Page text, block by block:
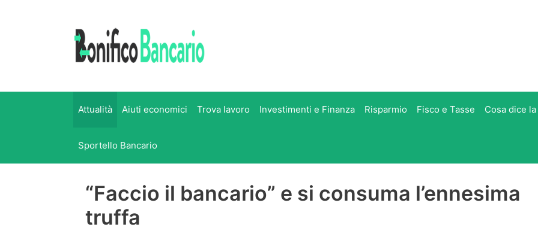
Attualità Aiuti economici Trova lavoro Investimenti e Finanza Risparmio Fisco e Tasse Cosa dice
Sportello Bancario
“Faccio il bancario” e si consuma l’ennesima
truffa